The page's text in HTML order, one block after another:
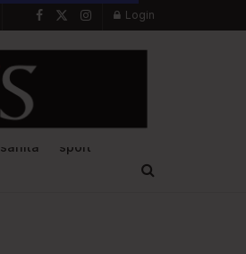
Login
sanità sport